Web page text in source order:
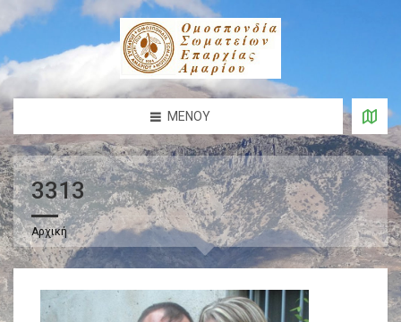
ΜΕΝΟΎ
3313
Αρχική